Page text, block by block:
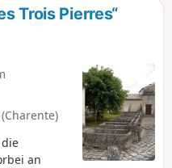
Trois Pierres“
an